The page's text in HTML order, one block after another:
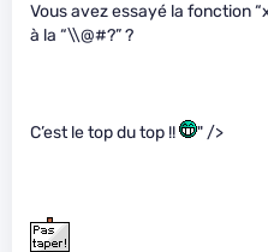
Vous avez essayé la fonction
à la “\\@#?” ?
C’est le top du top !! " />